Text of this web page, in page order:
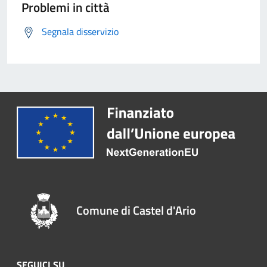
Problemi in città
Segnala disservizio
Comune di Castel d'Ario